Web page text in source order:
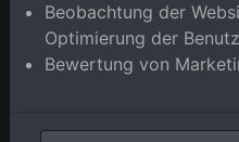
Beobachtung der
Optimierung der
Bewertung von